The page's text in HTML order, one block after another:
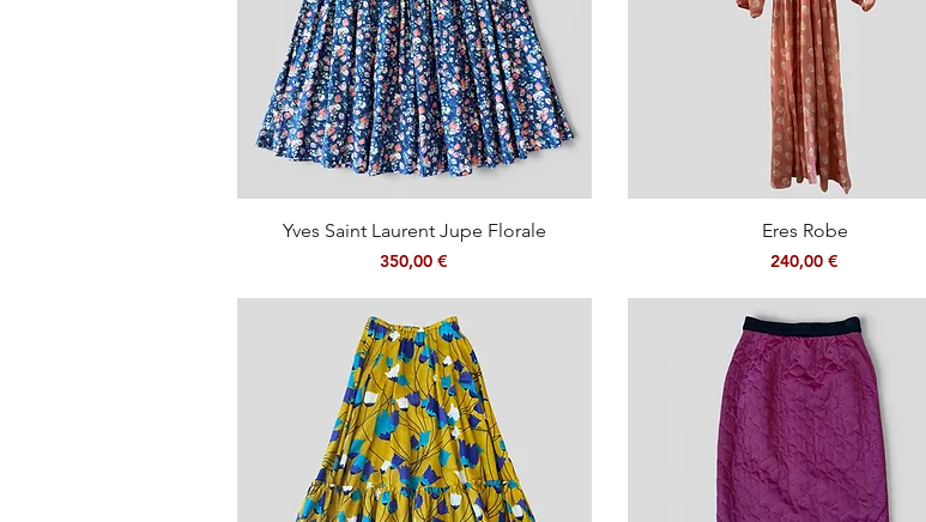
Aperçu rapide
Yves Saint Laurent Jupe Florale
Prix
350,00 €
Aperçu rapide
Eres Robe
Prix
240,00 €